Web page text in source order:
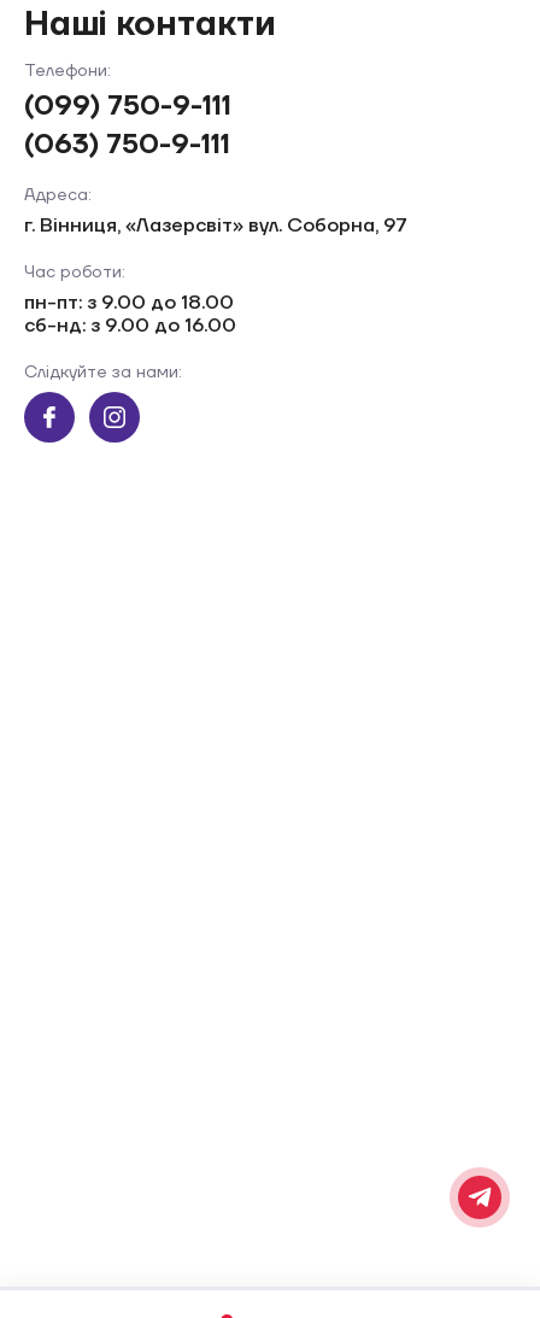
Наші контакти
Телефони:
(099) 750-9-111
(063) 750-9-111
Адреса:
г. Вінниця, «Лазерсвiт» вул. Соборна, 97
Час роботи:
пн-пт: з 9.00 до 18.00
сб-нд: з 9.00 до 16.00
Слідкуйте за нами: